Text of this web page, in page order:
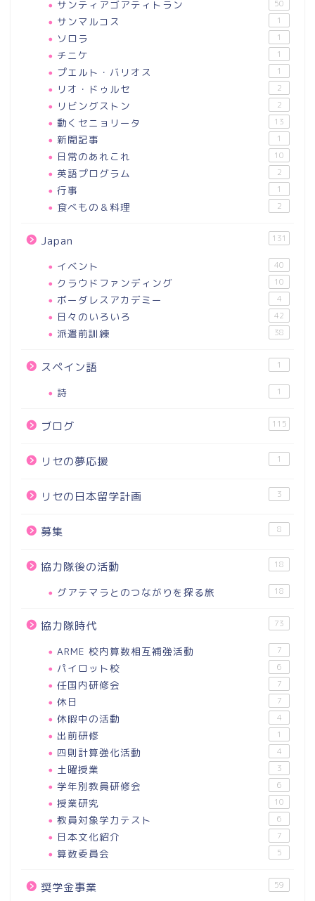
サンティアゴアティトラン 50
サンマルコス 1
ソロラ 1
チニケ 1
プエルト・バリオス 1
リオ・ドゥルセ 2
リビングストン 2
動くセニョリータ 13
新聞記事 1
日常のあれこれ 10
英語プログラム 2
行事 1
食べもの＆料理 2
Japan 131
イベント 40
クラウドファンディング 10
ボーダレスアカデミー 4
日々のいろいろ 42
派遣前訓練 38
スペイン語 1
詩 1
ブログ 115
リセの夢応援 1
リセの日本留学計画 3
募集 8
協力隊後の活動 18
グアテマラとのつながりを探る旅 18
協力隊時代 73
ARME 校内算数相互補強活動 7
パイロット校 6
任国内研修会 7
休日 7
休暇中の活動 4
出前研修 1
四則計算強化活動 4
土曜授業 3
学年別教員研修会 6
授業研究 10
教員対象学力テスト 6
日本文化紹介 7
算数委員会 5
奨学金事業 59